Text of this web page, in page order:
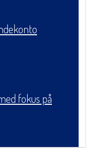
fokus på